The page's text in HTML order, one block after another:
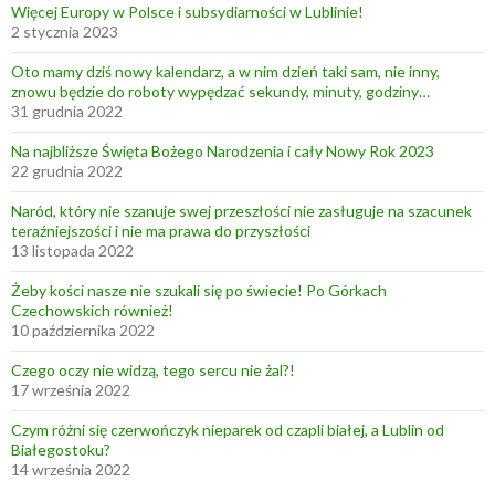
o
p
ś
i
ć
c
ę
ę
Więcej Europy w Polsce i subsydiarności w Lublinie!
2 stycznia 2023
Oto mamy dziś nowy kalendarz, a w nim dzień taki sam, nie inny,
znowu będzie do roboty wypędzać sekundy, minuty, godziny…
31 grudnia 2022
Na najbliższe Święta Bożego Narodzenia i cały Nowy Rok 2023
22 grudnia 2022
Naród, który nie szanuje swej przeszłości nie zasługuje na szacunek
teraźniejszości i nie ma prawa do przyszłości
13 listopada 2022
Żeby kości nasze nie szukali się po świecie! Po Górkach
Czechowskich również!
10 października 2022
Czego oczy nie widzą, tego sercu nie żal?!
17 września 2022
Czym różni się czerwończyk nieparek od czapli białej, a Lublin od
Białegostoku?
14 września 2022